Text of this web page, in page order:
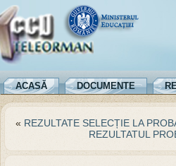
ACASĂ DOCUMENTE
« REZULTATE SELECȚIE LA
REZULTATUL